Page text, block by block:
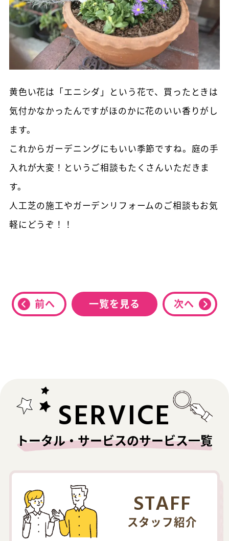
黄色い花は「エニシダ」という花で、買ったときは
気付かなかったんですがほのかに花のいい香りがし
ます。
これからガーデニングにもいい季節ですね。庭の手
入れが大変！というご相談もたくさんいただきま
す。
人工芝の施工やガーデンリフォームのご相談もお気
軽にどうぞ！！
前へ 一覧を見る 次へ
SERVICE
トータル・サービスのサービス一覧
STAFF
スタッフ紹介